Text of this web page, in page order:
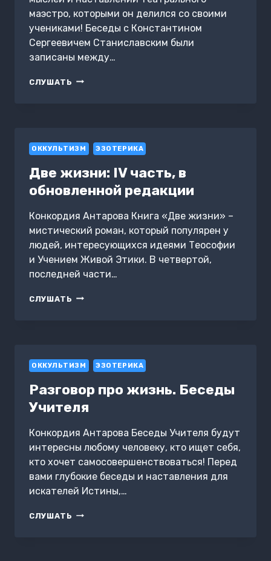
маэстро, которыми он делился со своими
учениками! Беседы с Константином
Сергеевичем Станиславским были
записаны между…
СЛУШАТЬ БЕСЕДЫ
АНТАРОВОЙ.
ЕСТЬ
ИСКУССТВО
ОТРАЖАТЬ
ОККУЛЬТИЗМ ЭЗОТЕРИКА
Две жизни: IV часть, в
обновленной редакции
Конкордия Антарова Книга «Две жизни» –
мистический роман, который популярен у
людей, интересующихся идеями Теософии
и Учением Живой Этики. В четвертой,
последней части…
СЛУШАТЬ ДВЕ
РЕДАКЦИИ
ОККУЛЬТИЗМ ЭЗОТЕРИКА
Разговор про жизнь. Беседы
Учителя
Конкордия Антарова Беседы Учителя будут
интересны любому человеку, кто ищет себя,
кто хочет самосовершенствоваться! Перед
вами глубокие беседы и наставления для
искателей Истины,…
СЛУШАТЬ РАЗГОВОР